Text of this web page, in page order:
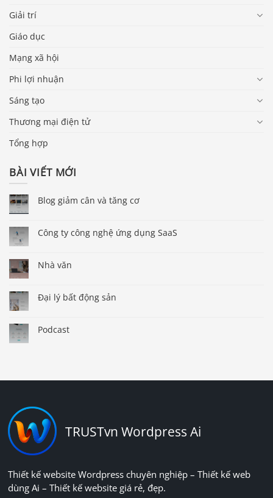
Giải trí
Giáo dục
Mạng xã hội
Phi lợi nhuận
Sáng tạo
Thương mại điện tử
Tổng hợp
BÀI VIẾT MỚI
Blog giảm cân và tăng cơ
Công ty công nghệ ứng dụng SaaS
Nhà văn
Đại lý bất động sản
Podcast
TRUSTvn Wordpress Ai
Thiết kế website Wordpress chuyên nghiệp – Thiết kế web
dùng Ai – Thiết kế website giá rẻ, đẹp.